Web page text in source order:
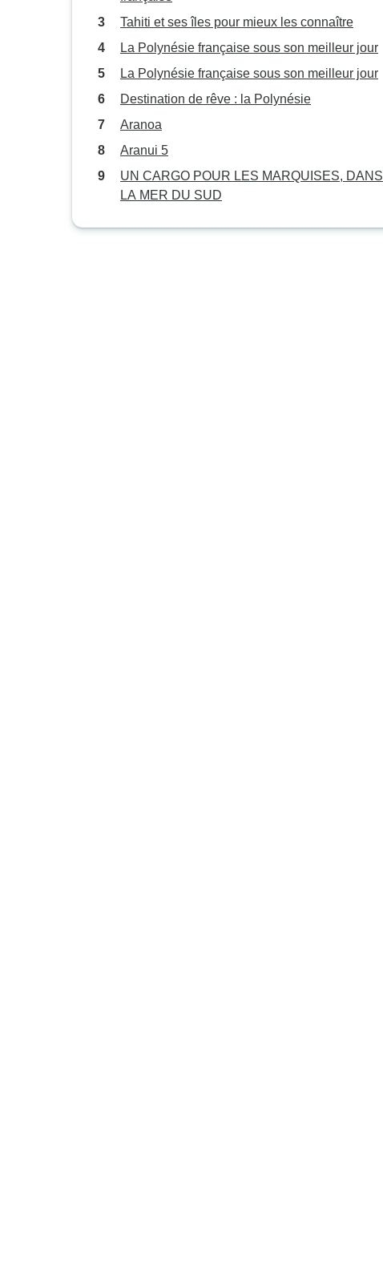
Tahiti et ses îles pour mieux les connaître
La Polynésie française sous son meilleur jour
La Polynésie française sous son meilleur jour
Destination de rêve : la Polynésie
Aranoa
Aranui 5
UN CARGO POUR LES MARQUISES, DANS
LA MER DU SUD